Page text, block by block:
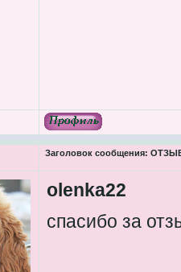
Заголовок сообщения:
olenka22
спасибо за